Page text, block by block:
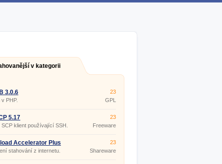
v kategorii
3.0.6
PHP.
23
GPL
5.17
klient používající SSH.
23
Freeware
Accelerator Plus
stahování z internetu.
23
Shareware